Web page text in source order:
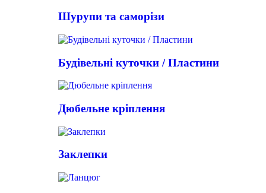
Шурупи та саморізи
Будівельні куточки / Пластини
Дюбельне кріплення
Заклепки